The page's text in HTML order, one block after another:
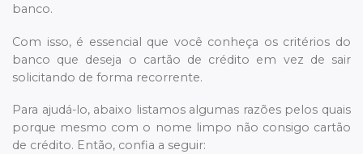
banco.
Com isso, é essencial que você conheça os critérios do
banco que deseja o cartão de crédito em vez de sair
solicitando de forma recorrente.
Para ajudá-lo, abaixo listamos algumas razões pelos quais
porque mesmo com o nome limpo não consigo cartão
de crédito. Então, confia a seguir: